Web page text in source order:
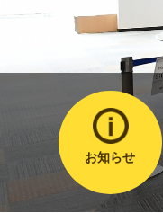
お知らせ